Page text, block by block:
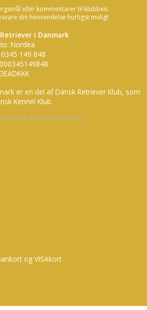
eller kommentarer til klubben.
din henvendelse hurtigst muligt
i Danmark
Nordea
149 848
er en del af Dansk Retriever Klub, som
Kennel Klub.
All rights reserved.
og VISAkort